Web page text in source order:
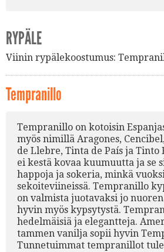
RYPÄLE
Viinin rypälekoostumus:
Tempranillo
Tempranillo on kotoisin
myös nimillä Aragones,
de Llebre, Tinta de País ja
ei kestä kovaa kuumuutta ja se
happoja ja sokeria, minkä
sekoiteviineissä. Tempranillo
on valmista juotavaksi jo
hyvin myös kypsytystä.
hedelmäisiä ja elegantteja.
tammen vanilja sopii hyvin
Tunnetuimmat tempranillot